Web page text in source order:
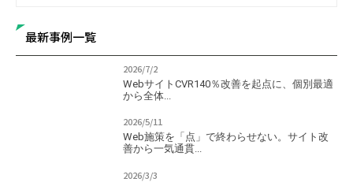
最新事例一覧
2026/7/2
WebサイトCVR140％改善を起点に、個別最適
から全体...
2026/5/11
Web施策を「点」で終わらせない。サイト改
善から一気通貫...
2026/3/3